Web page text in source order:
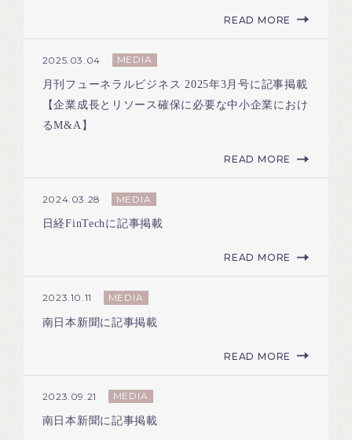
READ MORE
2025.03.04 MEDIA
月刊フューネラルビジネス 2025年3月号に記事掲載
【企業成長とリソース確保に必要な中小企業におけ
るM&A】
READ MORE
2024.03.28 MEDIA
日経FinTechに記事掲載
READ MORE
2023.10.11 MEDIA
南日本新聞に記事掲載
READ MORE
2023.09.21 MEDIA
南日本新聞に記事掲載